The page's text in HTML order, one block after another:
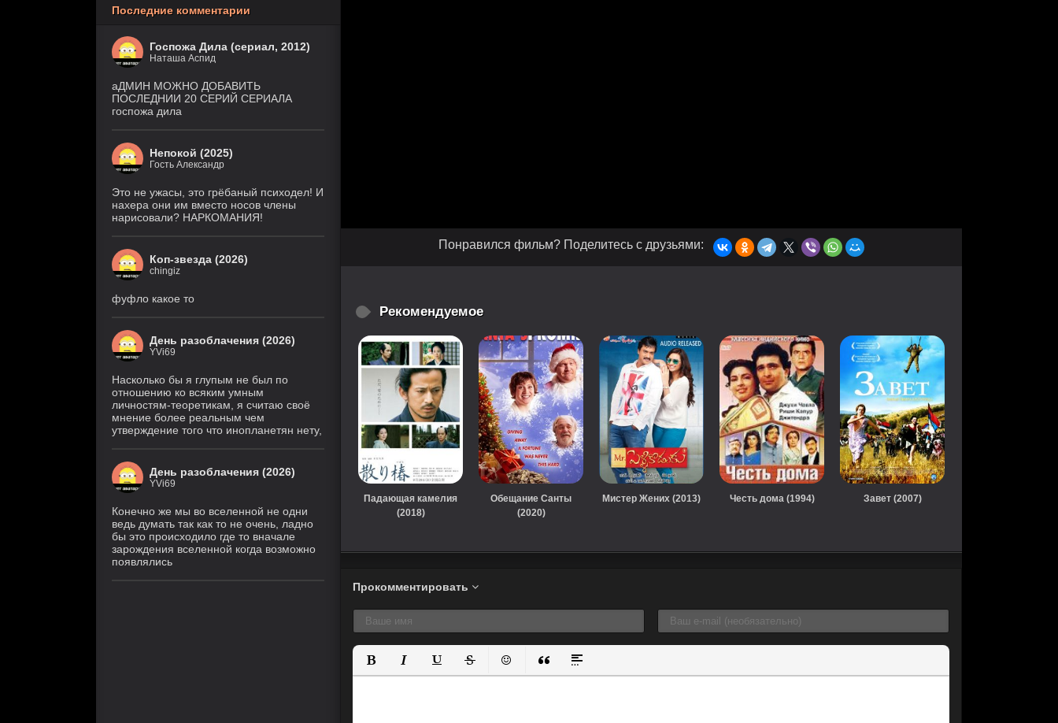
Понравился фильм? Поделитесь с друзьями:
Рекомендуемое
Падающая камелия
(2018)
Обещание Санты
(2020)
Мистер Жених (2013) Честь дома (1994) Завет (2007)
Прокомментировать
Полужирный
КурсивПодчеркнутый
ЗачеркнутыйВставить смайлик
Вставка цитаты
Вставка спойлера
Последние комментарии
Госпожа Дила (сериал, 2012)
Наташа Аспид
аДМИН МОЖНО ДОБАВИТЬ
ПОСЛЕДНИИ 20 СЕРИЙ СЕРИАЛА
госпожа дила
Непокой (2025)
Гость Александр
Это не ужасы, это грёбаный психодел! И
нахера они им вместо носов члены
нарисовали? НАРКОМАНИЯ!
Коп-звезда (2026)
chingiz
фуфло какое то
День разоблачения (2026)
YVi69
Насколько бы я глупым не был по
отношению ко всяким умным
личностям-теоретикам, я считаю своё
мнение более реальным чем
утверждение того что инопланетян нету,
День разоблачения (2026)
YVi69
Конечно же мы во вселенной не одни
ведь думать так как то не очень, ладно
бы это происходило где то вначале
зарождения вселенной когда возможно
появлялись